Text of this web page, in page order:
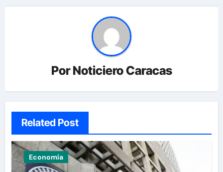
PorNoticiero Caracas
Related Post
Economía